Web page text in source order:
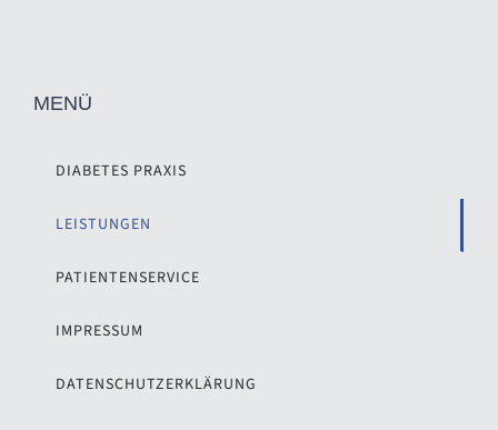
MENÜ
DIABETES PRAXIS
LEISTUNGEN
PATIENTENSERVICE
IMPRESSUM
DATENSCHUTZERKLÄRUNG